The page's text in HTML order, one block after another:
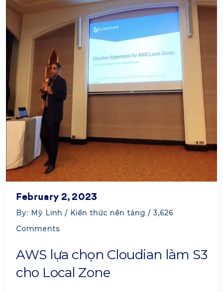
February 2, 2023
By: Mỹ Linh / Kiến thức nền tảng / 3,626
Comments
AWS lựa chọn Cloudian làm S3
cho Local Zone